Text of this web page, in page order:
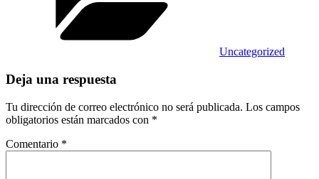
Uncategorized
Deja una respuesta
Tu dirección de correo electrónico no será publicada. Los campos
obligatorios están marcados con *
Comentario *